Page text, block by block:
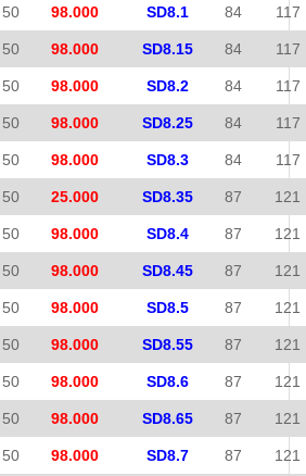
50 98.000 SD8.1 84 117
50 98.000 SD8.15 84 117
50 98.000 SD8.2 84 117
50 98.000 SD8.25 84 117
50 98.000 SD8.3 84 117
50 25.000 SD8.35 87 121
50 98.000 SD8.4 87 121
50 98.000 SD8.45 87 121
50 98.000 SD8.5 87 121
50 98.000 SD8.55 87 121
50 98.000 SD8.6 87 121
50 98.000 SD8.65 87 121
50 98.000 SD8.7 87 121